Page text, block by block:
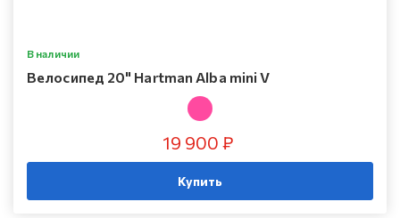
В наличии
Велосипед 20" Hartman Alba mini V
19 900 ₽
Купить